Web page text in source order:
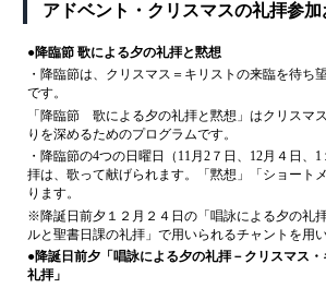
アドベント・クリスマスの礼拝参
●降臨節 歌による夕の礼拝と黙想
・降臨節は、クリスマス＝キリストの来臨を待ち
です。
「降臨節 歌による夕の礼拝と黙想」はクリスマ
りを深めるためのプログラムです。
・降臨節の4つの日曜日（11月2７日、12月４日、
拝は、歌って献げられます。「黙想」「ショート
ります。
※降誕日前夕１２月２４日の「唱詠による夕の礼
ルと聖書日課の礼拝」で用いられるチャントを用
●降誕日前夕「唱詠による夕の礼拝－クリスマス
礼拝」